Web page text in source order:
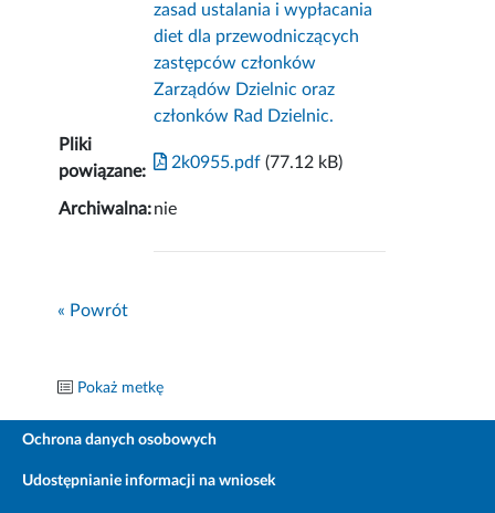
zasad ustalania i wypłacania
diet dla przewodniczących
zastępców członków
Zarządów Dzielnic oraz
członków Rad Dzielnic.
Pliki
powiązane:
2k0955.pdf (77.12 kB)
Archiwalna:nie
« Powrót
Pokaż metkę
Ochrona danych osobowych
Udostępnianie informacji na wniosek